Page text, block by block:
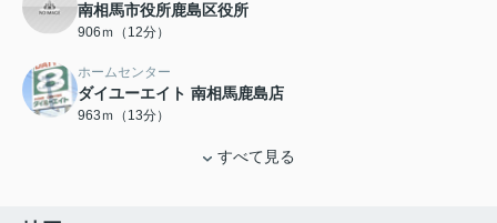
南相馬市役所鹿島区役所
906ｍ（12分）
ホームセンター
ダイユーエイト 南相馬鹿島店
963ｍ（13分）
すべて見る